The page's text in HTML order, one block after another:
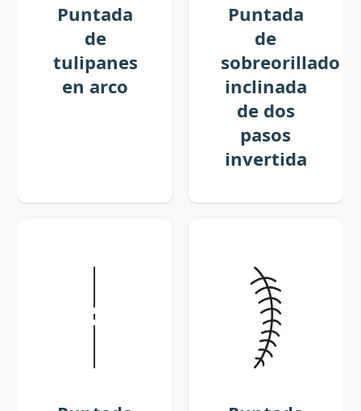
Puntada
de
tulipanes
en arco
Puntada
de
sobreorillado
inclinada
de dos
pasos
invertida